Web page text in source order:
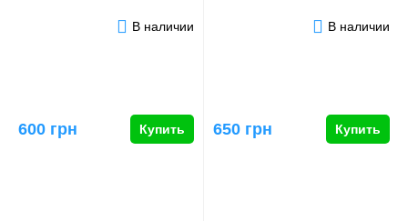
В наличии
600 грн Купить
В наличии
650 грн Купить